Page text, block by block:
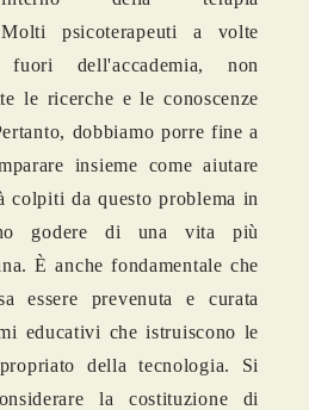
Molti psicoterapeuti a volte
dell'accademia, non
le ricerche e le conoscenze
dobbiamo porre fine a
insieme come aiutare
colpiti da questo problema in
godere di una vita più
È anche fondamentale che
essere prevenuta e curata
educativi che istruiscono le
della tecnologia. Si
la costituzione di